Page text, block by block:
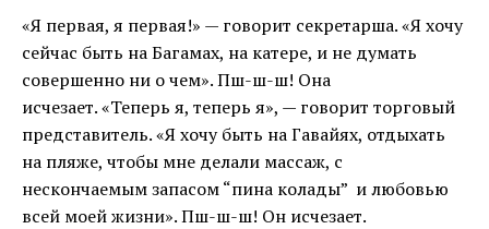
«Я первая, я первая!» — говорит секретарша. «Я хочу
сейчас быть на Багамах, на катере, и не думать
совершенно ни о чем». Пш-ш-ш! Она
исчезает. «Теперь я, теперь я», — говорит торговый
представитель. «Я хочу быть на Гавайях, отдыхать
на пляже, чтобы мне делали массаж, с
нескончаемым запасом “пина колады” и любовью
всей моей жизни». Пш-ш-ш! Он исчезает.